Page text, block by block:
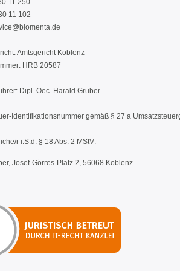
11 250
11 102
Amtsgericht Koblenz
HRB 20587
Dipl. Oec. Harald Gruber
Identifikationsnummer gemäß § 27 a
r i.S.d. § 18 Abs. 2 MStV:
Josef-Görres-Platz 2, 56068 Koblenz